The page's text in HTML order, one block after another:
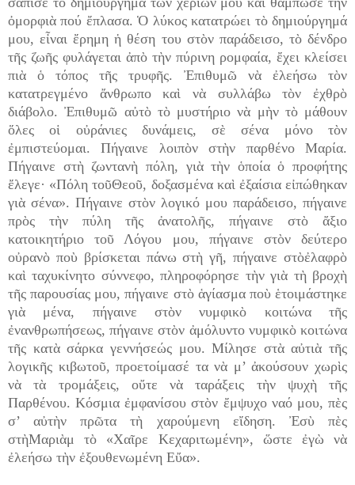
ὀμορφιὰ πού ἔπλασα. Ὁ λύκος κατατρώει τὸ δημιούργημά
μου, εἶναι ἔρημη ἡ θέση του στὸν παράδεισο, τὸ δένδρο
τῆς ζωῆς φυλάγεται ἀπὸ τὴν πύρινη ρομφαία, ἔχει κλείσει
πιὰ ὁ τόπος τῆς τρυφῆς. Ἐπιθυμῶ νὰ ἐλεήσω τὸν
κατατρεγμένο ἄνθρωπο καὶ νὰ συλλάβω τὸν ἐχθρὸ
διάβολο. Ἐπιθυμῶ αὐτὸ τὸ μυστήριο νὰ μὴν τὸ μάθουν
ὅλες οἱ οὐράνιες δυνάμεις, σὲ σένα μόνο τὸν
ἐμπιστεύομαι. Πήγαινε λοιπὸν στὴν παρθένο Μαρία.
Πήγαινε στὴ ζωντανὴ πόλη, γιὰ τὴν ὁποία ὁ προφήτης
ἔλεγε· «Πόλη τοῦΘεοῦ, δοξασμένα καὶ ἐξαίσια εἰπώθηκαν
γιὰ σένα». Πήγαινε στὸν λογικό μου παράδεισο, πήγαινε
πρὸς τὴν πύλη τῆς ἀνατολῆς, πήγαινε στὸ ἄξιο
κατοικητήριο τοῦ Λόγου μου, πήγαινε στὸν δεύτερο
οὐρανὸ ποὺ βρίσκεται πάνω στὴ γῆ, πήγαινε στὸἐλαφρὸ
καὶ ταχυκίνητο σύννεφο, πληροφόρησε τὴν γιὰ τὴ βροχὴ
τῆς παρουσίας μου, πήγαινε στὸ ἁγίασμα ποὺ ἑτοιμάστηκε
γιὰ μένα, πήγαινε στὸν νυμφικὸ κοιτώνα τῆς
ἐνανθρωπήσεως, πήγαινε στὸν ἀμόλυντο νυμφικὸ κοιτώνα
τῆς κατὰ σάρκα γεννήσεώς μου. Μίλησε στὰ αὐτιὰ τῆς
λογικῆς κιβωτοῦ, προετοίμασέ τα νὰ μ’ ἀκούσουν χωρὶς
νὰ τὰ τρομάξεις, οὔτε νὰ ταράξεις τὴν ψυχὴ τῆς
Παρθένου. Κόσμια ἐμφανίσου στὸν ἔμψυχο ναό μου, πὲς
σ’ αὐτὴν πρῶτα τὴ χαρούμενη εἴδηση. Ἐσὺ πὲς
στὴΜαριὰμ τὸ «Χαῖρε Κεχαριτωμένη», ὥστε ἐγὼ νὰ
ἐλεήσω τὴν ἐξουθενωμένη Εὔα».